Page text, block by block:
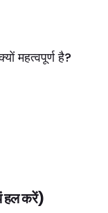
महत्वपूर्ण है?
हल करें)